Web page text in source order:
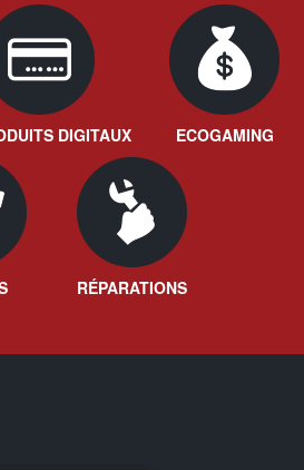
DIGITAUX ECOGAMING
RÉPARATIONS